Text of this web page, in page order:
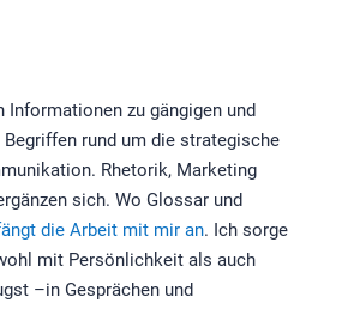
Informationen zu gängigen und
rund um die strategische
Rhetorik, Marketing
sich. Wo Glossar und
die Arbeit mit mir an. Ich sorge
mit Persönlichkeit als auch
–in Gesprächen und